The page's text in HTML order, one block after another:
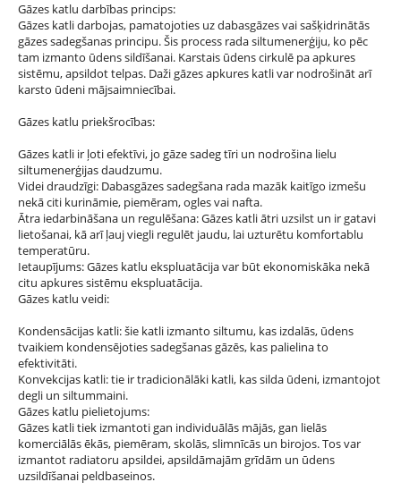
Gāzes katlu darbības princips:
Gāzes katli darbojas, pamatojoties uz dabasgāzes vai sašķidrinātās
gāzes sadegšanas principu. Šis process rada siltumenerģiju, ko pēc
tam izmanto ūdens sildīšanai. Karstais ūdens cirkulē pa apkures
sistēmu, apsildot telpas. Daži gāzes apkures katli var nodrošināt arī
karsto ūdeni mājsaimniecībai.
Gāzes katlu priekšrocības:
Gāzes katli ir ļoti efektīvi, jo gāze sadeg tīri un nodrošina lielu
siltumenerģijas daudzumu.
Videi draudzīgi: Dabasgāzes sadegšana rada mazāk kaitīgo izmešu
nekā citi kurināmie, piemēram, ogles vai nafta.
Ātra iedarbināšana un regulēšana: Gāzes katli ātri uzsilst un ir gatavi
lietošanai, kā arī ļauj viegli regulēt jaudu, lai uzturētu komfortablu
temperatūru.
Ietaupījums: Gāzes katlu ekspluatācija var būt ekonomiskāka nekā
citu apkures sistēmu ekspluatācija.
Gāzes katlu veidi:
Kondensācijas katli: šie katli izmanto siltumu, kas izdalās, ūdens
tvaikiem kondensējoties sadegšanas gāzēs, kas palielina to
efektivitāti.
Konvekcijas katli: tie ir tradicionālāki katli, kas silda ūdeni, izmantojot
degli un siltummaini.
Gāzes katlu pielietojums:
Gāzes katli tiek izmantoti gan individuālās mājās, gan lielās
komerciālās ēkās, piemēram, skolās, slimnīcās un birojos. Tos var
izmantot radiatoru apsildei, apsildāmajām grīdām un ūdens
uzsildīšanai peldbaseinos.